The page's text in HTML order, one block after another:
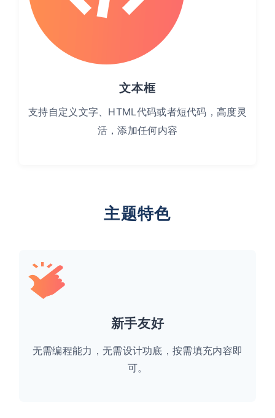
文本框
支持自定义文字、HTML代码或者短代码，高度灵
活，添加任何内容
主题特色
新手友好
无需编程能力，无需设计功底，按需填充内容即
可。